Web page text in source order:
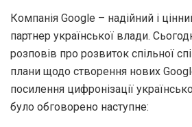
Компанія Google – надійний і
партнер української влади.
розповів про розвиток спільної
плани щодо створення нових
посилення цифронізації
було обговорено наступне: